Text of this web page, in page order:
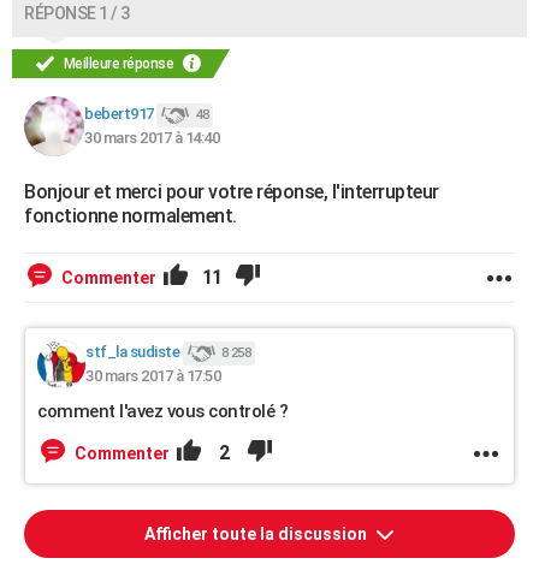
RÉPONSE 1 / 3
Meilleure réponse
bebert917 48
30 mars 2017 à 14:40
Bonjour et merci pour votre réponse, l'interrupteur
fonctionne normalement.
Commenter 11
stf_la sudiste 8 258
30 mars 2017 à 17:50
comment l'avez vous controlé ?
Commenter 2
Afficher toute la discussion